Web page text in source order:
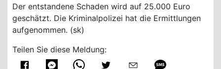
Der entstandene Schaden wird auf 25.000 Euro
geschätzt. Die Kriminalpolizei hat die Ermittlungen
aufgenommen. (sk)
Teilen Sie diese Meldung: